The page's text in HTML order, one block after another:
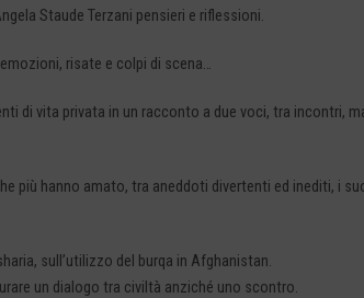
Staude Terzani pensieri e riflessioni.
risate e colpi di scena…
di vita privata in un racconto a due voci, tra incontri,
più hanno amato, tra aneddoti divertenti ed inediti, i
sull’utilizzo del burqa in Afghanistan.
un dialogo tra civiltà anziché uno scontro.